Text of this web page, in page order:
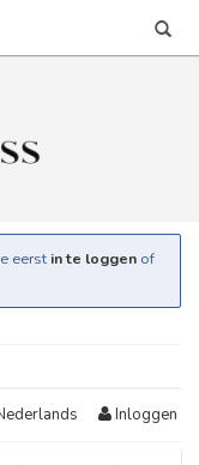
eerst in te loggen of
Inloggen